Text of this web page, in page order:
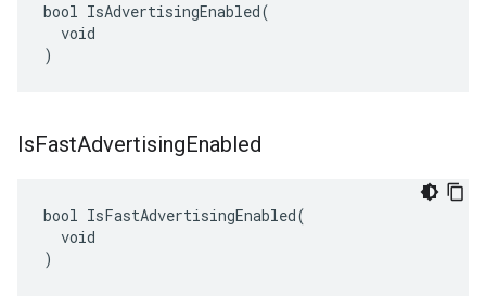
bool IsAdvertisingEnabled(
  void
)
IsFastAdvertisingEnabled
bool IsFastAdvertisingEnabled(
  void
)